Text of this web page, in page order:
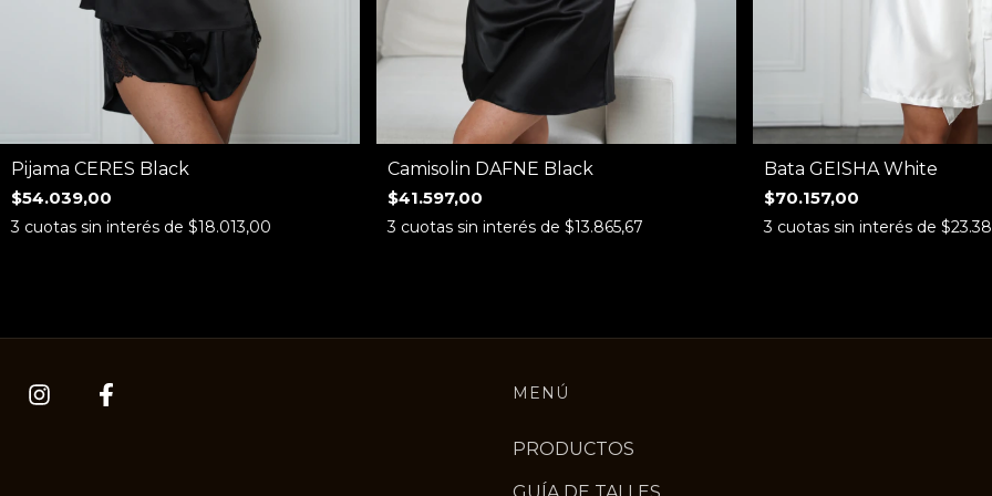
Pijama CERES Black
$54.039,00
3 cuotas sin interés de $18.013,00
Camisolin DAFNE Black
$41.597,00
3 cuotas sin interés de $13.865,67
Bata GEISHA White
$70.157,00
3 cuotas sin interés de
MENÚ
PRODUCTOS
GUÍA DE TALLES